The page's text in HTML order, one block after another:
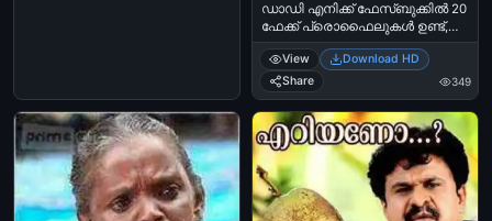
ഡാഡി എനിക്ക് ഫേസ്ബുക്കില്‍ 20
ഫേക്ക് പ്രൊഫൈലുകള്‍ ഉണ്ട്,
ഫ്രണ്ട് റിക്വസ്റ്റ്, മെസ്സേജ് - Dad I
Have 20 Fake Profiles in
Facebook. You Used to Send
Friend Request and Messages Like
Add Me Dear..
View
Download HD
Share
349